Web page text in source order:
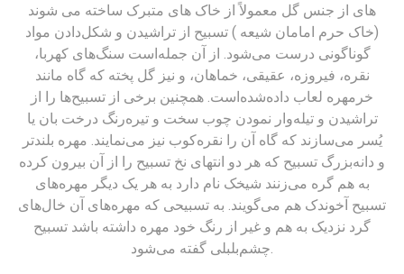
های از جنس گل معمولاً از خاک های متبرک ساخته می شوند
(خاک حرم امامان شیعه ) تسبیح از تراشیدن و شکل‌دادن مواد
گوناگونی درست می‌شود. از آن جمله‌است سنگ‌های کهربا،
نقره، فیروزه، عقیقی، خماهان، و نیز گل پخته که گاه مانند
خرمهره لعاب داده‌شده‌است. همچنین برخی از تسبیح‌ها را از
تراشیدن و تیله‌وار نمودن چوب سخت و تیره‌رنگ درخت بان یا
یُسر می‌سازند که گاه آن را نقره‌کوب نیز می‌نمایند. مهره بلندتر
و دانه‌بزرگ تسبیح که هر دو انتهای نخ تسبیح را از آن بیرون کرده
به هم گره می‌زنند شیخک نام دارد به هر یک دیگر مهره‌های
تسبیح آخوندک هم می‌گویند. به تسبیحی که مهره‌های آن خال‌های
گرد نزدیک به هم و غیر از رنگ خود مهره داشته باشد تسبیح